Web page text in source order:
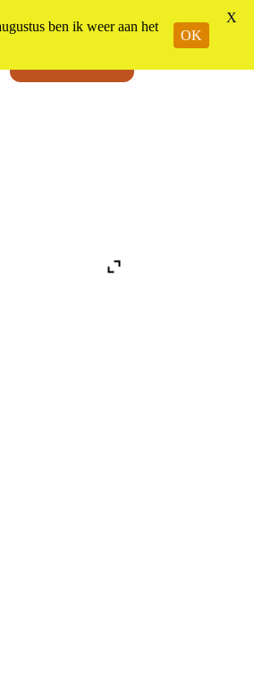
ben ik weer aan het
OK
X